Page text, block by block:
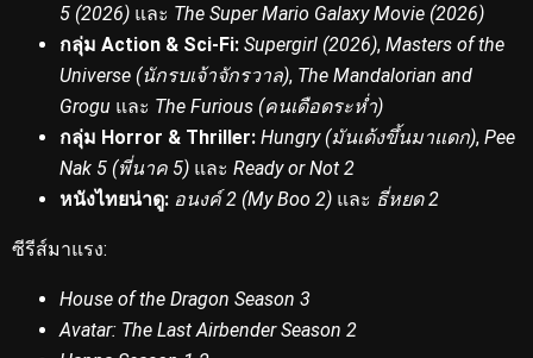
5 (2026) และ The Super Mario Galaxy Movie (2026)
กลุ่ม Action & Sci-Fi: Supergirl (2026), Masters of the
Universe (นักรบเจ้าจักรวาล), The Mandalorian and
Grogu และ The Furious (คนเดือดระห่ำ)
กลุ่ม Horror & Thriller: Hungry (มันเด้งขึ้นมาแดก), Pee
Nak 5 (พี่นาค 5) และ Ready or Not 2
หนังไทยน่าดู: อนงค์ 2 (My Boo 2) และ ธี่หยด 2
ซีรีส์มาแรง:
House of the Dragon Season 3
Avatar: The Last Airbender Season 2